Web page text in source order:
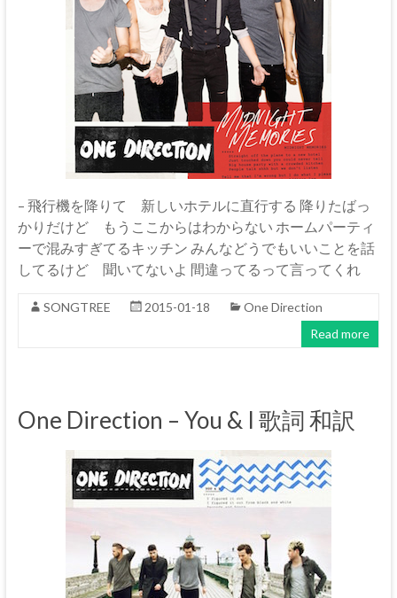
– 飛行機を降りて 新しいホテルに直行する 降りたばっ
かりだけど もうここからはわからない ホームパーティ
ーで混みすぎてるキッチン みんなどうでもいいことを話
してるけど 聞いてないよ 間違ってるって言ってくれ
SONGTREE 2015-01-18
One Direction
Read more
One Direction – You & I 歌詞 和訳